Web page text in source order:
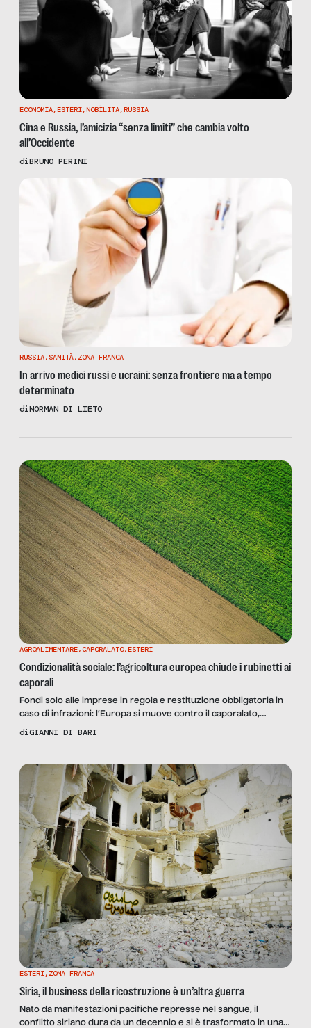
ECONOMIA,ESTERI,NOBÌLITA,RUSSIA
Cina e Russia, l’amicizia “senza limiti” che cambia volto
all’Occidente
diBRUNO PERINI
RUSSIA, SANITÀ, ZONA FRANCA
In arrivo medici russi e ucraini: senza frontiere ma a tempo
determinato
diNORMAN DI LIETO
AGROALIMENTARE,CAPORALATO,ESTERI
Condizionalità sociale: l’agricoltura europea chiude i rubinetti ai
caporali
Fondi solo alle imprese in regola e restituzione obbligatoria in
caso di infrazioni: l’Europa si muove contro il caporalato,
fenomeno diffuso in ogni Stato dell’UE. Ma non tutti sono
diGIANNI DI BARI
ESTERI, ZONA FRANCA
Siria, il business della ricostruzione è un’altra guerra
Nato da manifestazioni pacifiche represse nel sangue, il
conflitto siriano dura da un decennio e si è trasformato in una